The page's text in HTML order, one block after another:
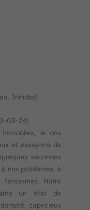
Trinidad)
24)
le dos
et essayons de
secondes
nos problèmes, à
Notre
un état de
capricieux